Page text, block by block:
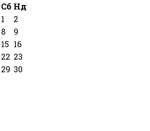
Сб Нд
1
2
8
9
15 16
22 23
29 30